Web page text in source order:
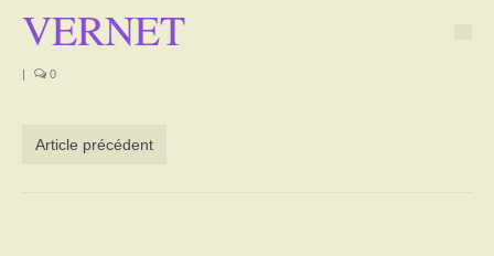
La Mairie
Tourisme
VERNET
| 0
Article précédent